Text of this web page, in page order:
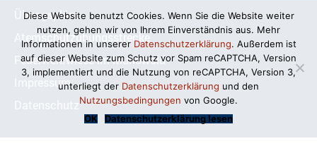
Übungspläne
Atemschutzübungsstrecke
Feuerwehrwiese im Mundwald
Impressum
Diese Website benutzt Cookies. Wenn Sie die Website weiter
nutzen, gehen wir von Ihrem Einverständnis aus. Mehr
Informationen in unserer Datenschutzerklärung. Außerdem ist
auf dieser Website zum Schutz vor Spam reCAPTCHA, Version
3, implementiert und die Nutzung von reCAPTCHA, Version 3,
unterliegt der Datenschutzerklärung und den
Nutzungsbedingungen von Google.
OK
Datenschutzerklärung lesen